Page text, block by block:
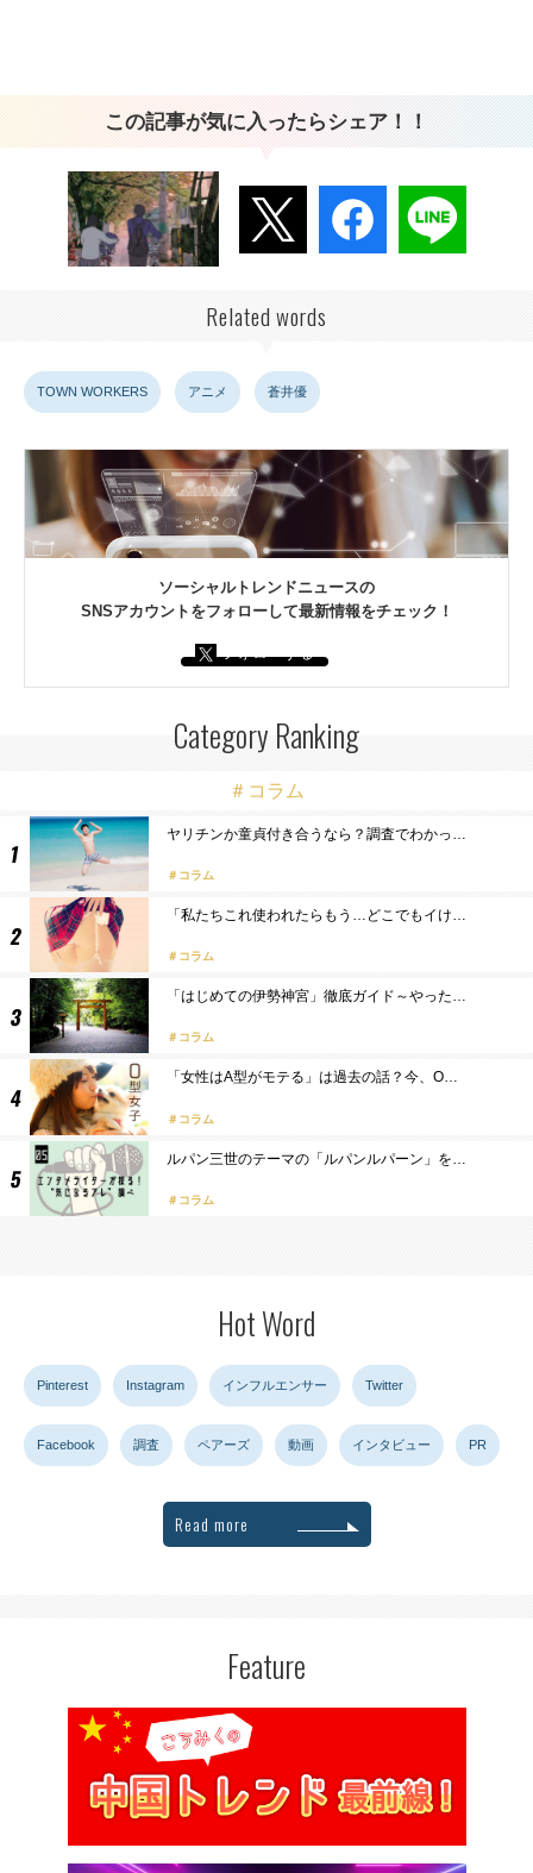
この記事が気に入ったらシェア！！
Related words
TOWN WORKERS アニメ 蒼井優
ソーシャルトレンドニュースの
SNSアカウントをフォローして最新情報をチェック！
Category Ranking
＃コラム
ヤリチンか童貞付き合うなら？調査でわかっ…
コラム
「私たちこれ使われたらもう…どこでもイけ…
コラム
「はじめての伊勢神宮」徹底ガイド～やった…
コラム
「女性はA型がモテる」は過去の話？今、O…
コラム
ルパン三世のテーマの「ルパンルパーン」を…
コラム
Hot Word
Pinterest Instagram インフルエンサー Twitter
Facebook 調査 ペアーズ 動画 インタビュー PR
Read more
Feature